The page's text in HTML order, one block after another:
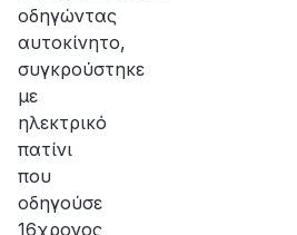
οδηγώντας
αυτοκίνητο,
συγκρούστηκε
με
ηλεκτρικό
πατίνι
που
οδηγούσε
16χρονος